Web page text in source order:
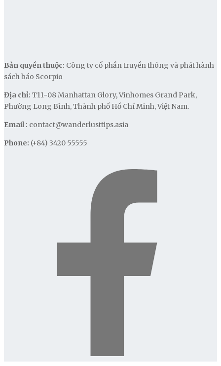
Bản quyền thuộc: Công ty cổ phần truyền thông và phát hành
sách báo Scorpio
Địa chỉ: T11-08 Manhattan Glory, Vinhomes Grand Park,
Phường Long Bình, Thành phố Hồ Chí Minh, Việt Nam.
Email : contact@wanderlusttips.asia
Phone: (+84) 3420 55555